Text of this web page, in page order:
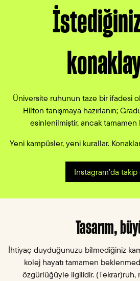
Üniversite ruhunun taze bir ifadesi
Hilton tanışmaya hazırlanın;
esinlenilmiştir, ancak
Yeni kampüsler, yeni kurallar.
Instagram’da
Tasarım,
İhtiyaç duyduğunuzu bilmediğiniz
kolej hayatı tamamen
özgürlüğüyle ilgilidir.